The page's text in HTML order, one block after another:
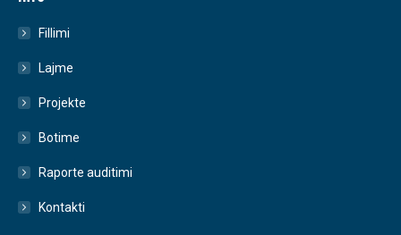
Fillimi
Lajme
Projekte
Botime
Raporte auditimi
Kontakti